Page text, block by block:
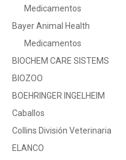
Medicamentos
Bayer Animal Health
Medicamentos
BIOCHEM CARE SISTEMS
BIOZOO
BOEHRINGER INGELHEIM
Caballos
Collins División Veterinaria
ELANCO